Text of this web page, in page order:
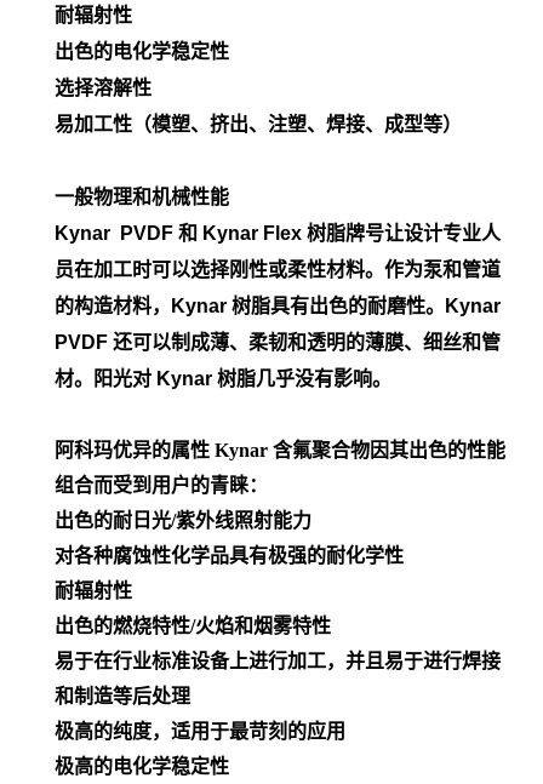
耐辐射性
出色的电化学稳定性
选择溶解性
易加工性（模塑、挤出、注塑、焊接、成型等）
一般物理和机械性能
Kynar PVDF 和 Kynar Flex 树脂牌号让设计专业人
员在加工时可以选择刚性或柔性材料。作为泵和管道
的构造材料，Kynar 树脂具有出色的耐磨性。Kynar
PVDF 还可以制成薄、柔韧和透明的薄膜、细丝和管
材。阳光对 Kynar 树脂几乎没有影响。
阿科玛优异的属性 Kynar 含氟聚合物因其出色的性能
组合而受到用户的青睐：
出色的耐日光/紫外线照射能力
对各种腐蚀性化学品具有极强的耐化学性
耐辐射性
出色的燃烧特性/火焰和烟雾特性
易于在行业标准设备上进行加工，并且易于进行焊接
和制造等后处理
极高的纯度，适用于最苛刻的应用
极高的电化学稳定性